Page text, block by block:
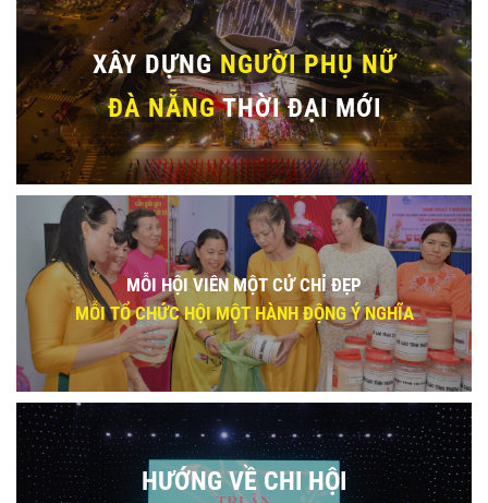
XÂY DỰNGNGƯỜI PHỤ NỮ
ĐÀ NẴNGTHỜI ĐẠI MỚI
MỖI HỘI VIÊN MỘT CỬ CHỈ ĐẸP
MỖI TỔ CHỨC HỘI MỘT HÀNH ĐỘNG Ý NGHĨA
HƯỚNG VỀ CHI HỘI